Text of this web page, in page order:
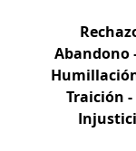
Abandono
Traición